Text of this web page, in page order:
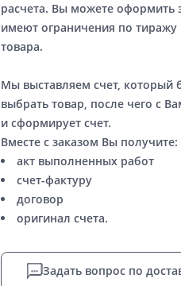
расчета. Вы можете оформить
имеют ограничения по
товара.
Мы выставляем счет,
выбрать товар, после чего с
и сформирует счет.
Вместе с заказом Вы получите:
акт выполненных работ
счет-фактуру
договор
оригинал счета.
Задать вопрос по